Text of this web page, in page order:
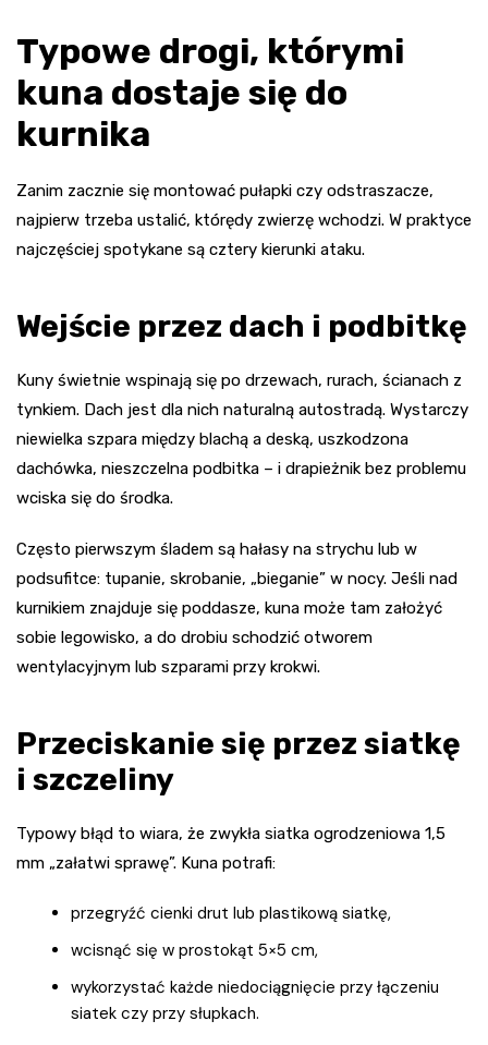
Typowe drogi, którymi
kuna dostaje się do
kurnika
Zanim zacznie się montować pułapki czy odstraszacze,
najpierw trzeba ustalić, którędy zwierzę wchodzi. W praktyce
najczęściej spotykane są cztery kierunki ataku.
Wejście przez dach i podbitkę
Kuny świetnie wspinają się po drzewach, rurach, ścianach z
tynkiem. Dach jest dla nich naturalną autostradą. Wystarczy
niewielka szpara między blachą a deską, uszkodzona
dachówka, nieszczelna podbitka – i drapieżnik bez problemu
wciska się do środka.
Często pierwszym śladem są hałasy na strychu lub w
podsufitce: tupanie, skrobanie, „bieganie” w nocy. Jeśli nad
kurnikiem znajduje się poddasze, kuna może tam założyć
sobie legowisko, a do drobiu schodzić otworem
wentylacyjnym lub szparami przy krokwi.
Przeciskanie się przez siatkę
i szczeliny
Typowy błąd to wiara, że zwykła siatka ogrodzeniowa 1,5
mm „załatwi sprawę”. Kuna potrafi:
przegryźć cienki drut lub plastikową siatkę,
wcisnąć się w prostokąt 5×5 cm,
wykorzystać każde niedociągnięcie przy łączeniu
siatek czy przy słupkach.